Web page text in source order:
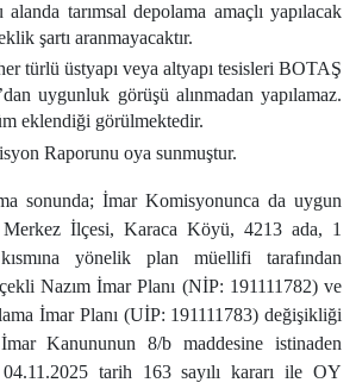
alanda tarımsal depolama amaçlı yapılacak
şartı aranmayacaktır.
türlü üstyapı veya altyapı tesisleri BOTAŞ
uygunluk görüşü alınmadan yapılamaz.
eklendiği görülmektedir.
Raporunu oya sunmuştur.
sonunda; İmar Komisyonunca da uygun
İlçesi, Karaca Köyü, 4213 ada, 1
yönelik plan müellifi tarafından
Nazım İmar Planı (NİP: 191111782) ve
İmar Planı (UİP: 191111783) değişikliği
Kanununun 8/b maddesine istinaden
tarih 163 sayılı kararı ile OY